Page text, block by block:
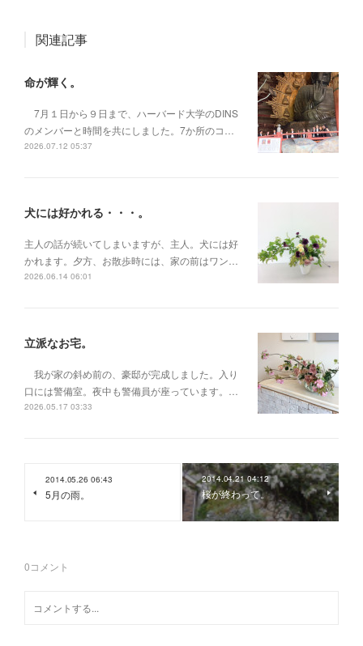
関連記事
命が輝く。
7月１日から９日まで、ハーバード大学のDINS
のメンバーと時間を共にしました。7か所のコ…
2026.07.12 05:37
犬には好かれる・・・。
主人の話が続いてしまいますが、主人。犬には好
かれます。夕方、お散歩時には、家の前はワン…
2026.06.14 06:01
立派なお宅。
我が家の斜め前の、豪邸が完成しました。入り
口には警備室。夜中も警備員が座っています。…
2026.05.17 03:33
2014.05.26 06:43
5月の雨。
2014.04.21 04:12
桜が終わって。
0コメント